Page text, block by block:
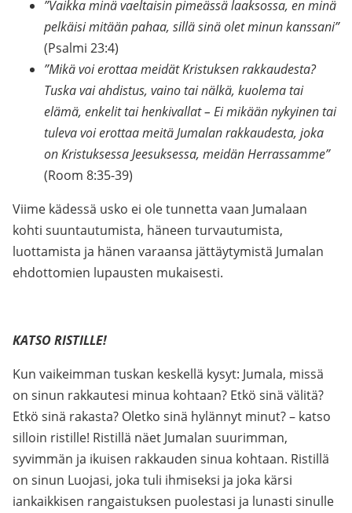
”Vaikka minä vaeltaisin pimeässä laaksossa, en minä
pelkäisi mitään pahaa, sillä sinä olet minun kanssani”
(Psalmi 23:4)
”Mikä voi erottaa meidät Kristuksen rakkaudesta?
Tuska vai ahdistus, vaino tai nälkä, kuolema tai
elämä, enkelit tai henkivallat – Ei mikään nykyinen tai
tuleva voi erottaa meitä Jumalan rakkaudesta, joka
on Kristuksessa Jeesuksessa, meidän Herrassamme”
(Room 8:35-39)
Viime kädessä usko ei ole tunnetta vaan Jumalaan
kohti suuntautumista, häneen turvautumista,
luottamista ja hänen varaansa jättäytymistä Jumalan
ehdottomien lupausten mukaisesti.
KATSO RISTILLE!
Kun vaikeimman tuskan keskellä kysyt: Jumala, missä
on sinun rakkautesi minua kohtaan? Etkö sinä välitä?
Etkö sinä rakasta? Oletko sinä hylännyt minut? – katso
silloin ristille! Ristillä näet Jumalan suurimman,
syvimmän ja ikuisen rakkauden sinua kohtaan. Ristillä
on sinun Luojasi, joka tuli ihmiseksi ja joka kärsi
iankaikkisen rangaistuksen puolestasi ja lunasti sinulle